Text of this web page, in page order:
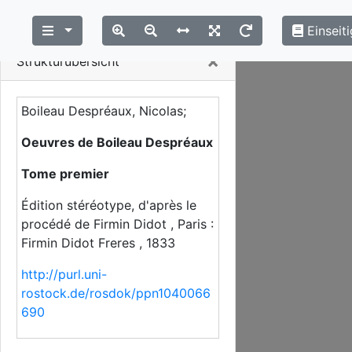
Strukturübersicht × Close
Boileau Despréaux, Nicolas;
Oeuvres de Boileau Despréaux
Tome premier
Édition stéréotype, d'après le
procédé de Firmin Didot , Paris :
Firmin Didot Freres , 1833
http://purl.uni-
rostock.de/rosdok/ppn1040066
690